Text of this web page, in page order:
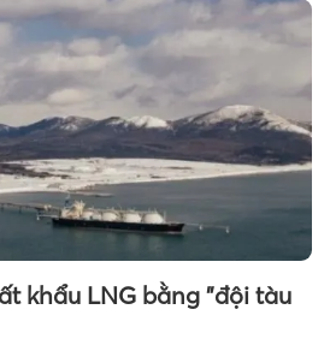
khẩu LNG bằng "đội tàu